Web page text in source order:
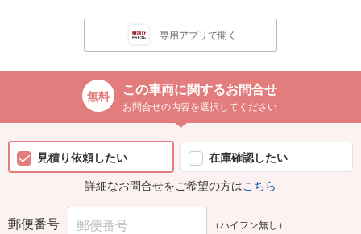
専用アプリで開く
この車両に関するお問合せ
お問合せの内容を選択してください
見積り依頼したい
在庫確認したい
詳細なお問合せをご希望の方はこちら
郵便番号 （ハイフン無し）